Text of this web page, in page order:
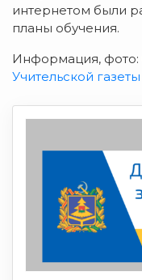
интернетом были
планы обучения.
Информация, фото:
Учительской газеты